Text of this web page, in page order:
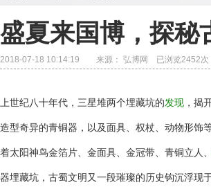
盛夏来国博，探秘
2018-07-18 10:14:19 来源： 弘博网 已浏览2452次
上世纪八十年代，三星堆两个埋藏坑的发现 ，揭
造型奇异的青铜器，以及面具、权杖、动物形饰
着太阳神鸟金箔片、金面具、金冠带、青铜立人、
器埋藏坑，古蜀文明又一段璀璨的历史钩沉浮现